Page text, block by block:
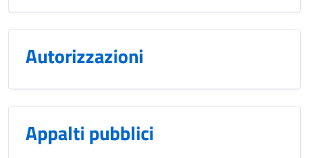
Autorizzazioni
Appalti pubblici